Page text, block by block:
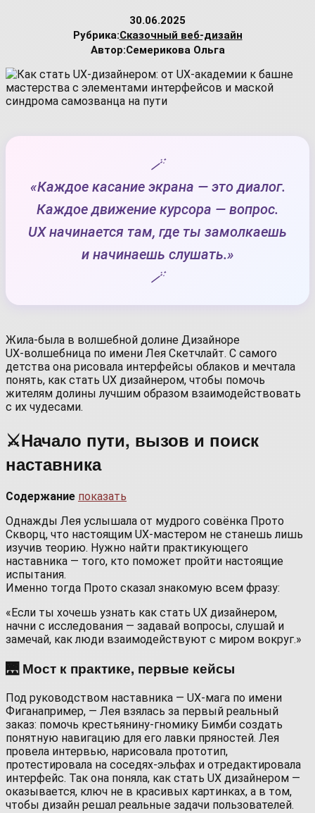
30.06.2025
Рубрика:Сказочный веб-дизайн
Автор:Семерикова Ольга
🪄
«Каждое касание экрана — это диалог.
Каждое движение курсора — вопрос.
UX начинается там, где ты замолкаешь
и начинаешь слушать.»
🪄
Жила-была в волшебной долине Дизайноре
UX‑волшебница по имени Лея Скетчлайт. С самого
детства она рисовала интерфейсы облаков и мечтала
понять, как стать UX дизайнером, чтобы помочь
жителям долины лучшим образом взаимодействовать
с их чудесами.
⚔️Начало пути, вызов и поиск
наставника
Содержание показать
Однажды Лея услышала от мудрого совёнка Прото
Скворц, что настоящим UX‑мастером не станешь лишь
изучив теорию. Нужно найти практикующего
наставника — того, кто поможет пройти настоящие
испытания.
Именно тогда Прото сказал знакомую всем фразу:
«Если ты хочешь узнать как стать UX дизайнером,
начни с исследования — задавай вопросы, слушай и
замечай, как люди взаимодействуют с миром вокруг.»
🌉 Мост к практике, первые кейсы
Под руководством наставника — UX‑мага по имени
Фиганапример, — Лея взялась за первый реальный
заказ: помочь крестьянину-гномику Бимби создать
понятную навигацию для его лавки пряностей. Лея
провела интервью, нарисовала прототип,
протестировала на соседях‑эльфах и отредактировала
интерфейс. Так она поняла, как стать UX дизайнером —
оказывается, ключ не в красивых картинках, а в том,
чтобы дизайн решал реальные задачи пользователей.